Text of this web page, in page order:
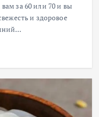
за 60 или 70 и вы
и здоровое